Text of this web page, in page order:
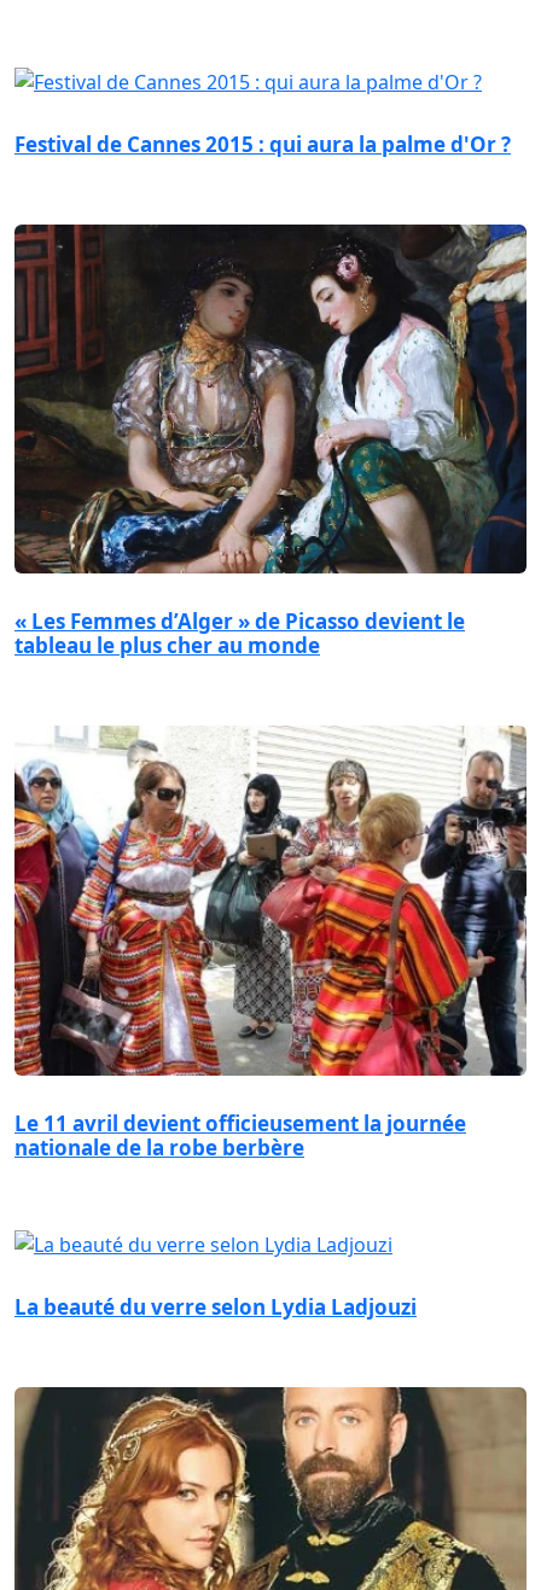
Festival de Cannes 2015 : qui aura la palme d'Or ?
« Les Femmes d’Alger » de Picasso devient le
tableau le plus cher au monde
Le 11 avril devient officieusement la journée
nationale de la robe berbère
La beauté du verre selon Lydia Ladjouzi